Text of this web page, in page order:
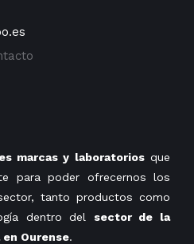
marcas y laboratoriosque
para poder ofrecernos los
tanto productos como
dentro del sector de la
Ourense.